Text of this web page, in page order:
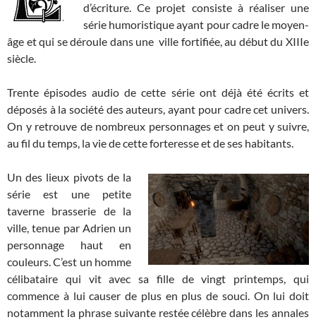
d’écriture. Ce projet consiste à réaliser une
série humoristique ayant pour cadre le moyen-
âge et qui se déroule dans une ville fortifiée, au début du XIIIe
siècle.
Trente épisodes audio de cette série ont déjà été écrits et
déposés à la société des auteurs, ayant pour cadre cet univers.
On y retrouve de nombreux personnages et on peut y suivre,
au fil du temps, la vie de cette forteresse et de ses habitants.
Un des lieux pivots de la
série est une petite
taverne brasserie de la
ville, tenue par Adrien un
personnage haut en
couleurs. C’est un homme
célibataire qui vit avec sa fille de vingt printemps, qui
commence à lui causer de plus en plus de souci. On lui doit
notamment la phrase suivante restée célèbre dans les annales